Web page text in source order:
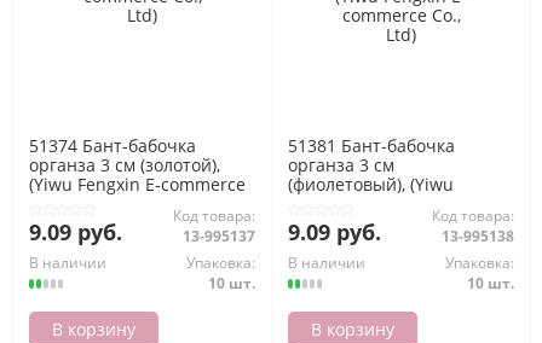
51374 Бант-бабочка
органза 3 см (золотой),
(Yiwu Fengxin E-commerce
9.09 руб.
Код товара:
13-995137
В наличии
Упаковка:
10 шт.
В корзину
51381 Бант-бабочка
органза 3 см
(фиолетовый), (Yiwu
Ltd)
9.09 руб.
Код товара:
13-995138
В наличии
Упаковка:
10 шт.
В корзину